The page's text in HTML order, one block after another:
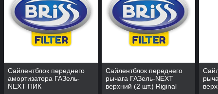
Сайлентблок переднего
амортизатора ГАЗель-
NEXT ПИК
Сайлентблок переднего
рычага ГАЗель-NEXT
верхний (2 шт.) Riginal